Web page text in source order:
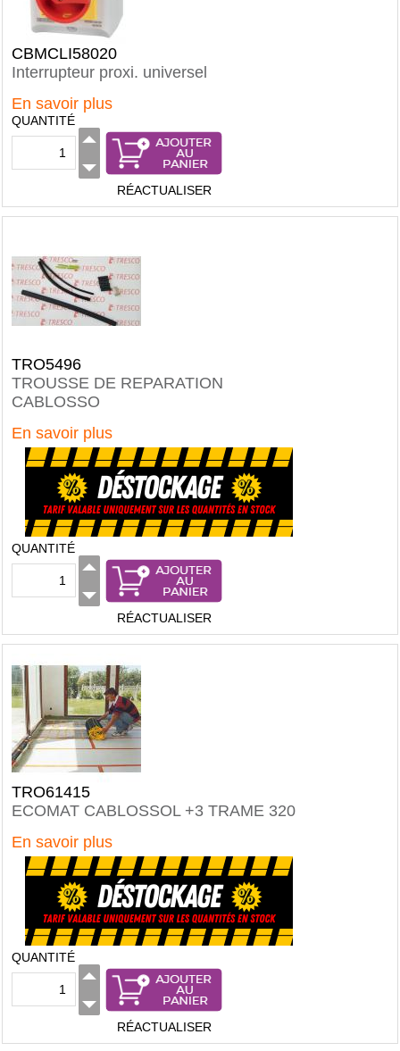
CBMCLI58020
Interrupteur proxi. universel
En savoir plus
QUANTITÉ
RÉACTUALISER
TRO5496
TROUSSE DE REPARATION
CABLOSSO
En savoir plus
QUANTITÉ
RÉACTUALISER
TRO61415
ECOMAT CABLOSSOL +3 TRAME 320
En savoir plus
QUANTITÉ
RÉACTUALISER